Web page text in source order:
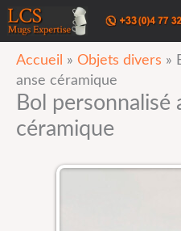
Aller
au
contenu
Accueil » Objets divers »
anse céramique
Bol personnalisé
céramique